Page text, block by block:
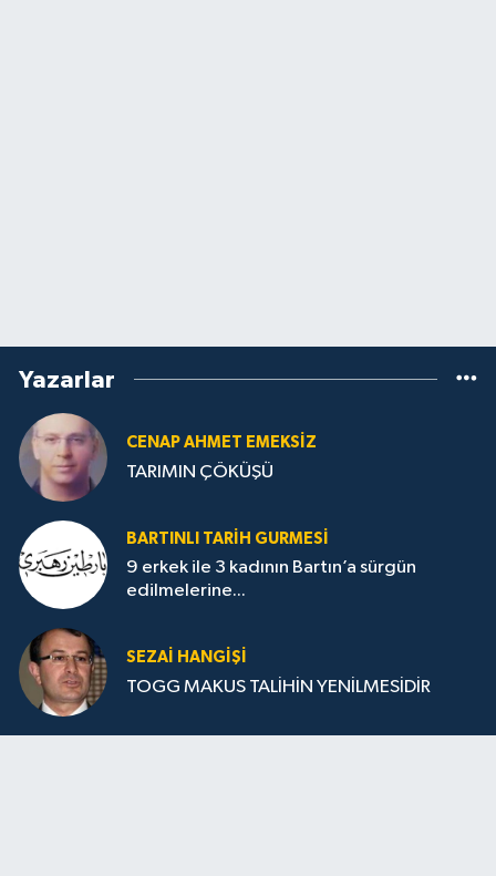
Yazarlar
CENAP AHMET EMEKSİZ
TARIMIN ÇÖKÜŞÜ
BARTINLI TARIH GURMESI
9 erkek ile 3 kadının Bartın’a sürgün
edilmelerine...
SEZAI HANGİŞİ
TOGG MAKUS TALİHİN YENİLMESİDİR